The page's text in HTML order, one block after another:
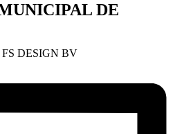
DE
DESIGN BV